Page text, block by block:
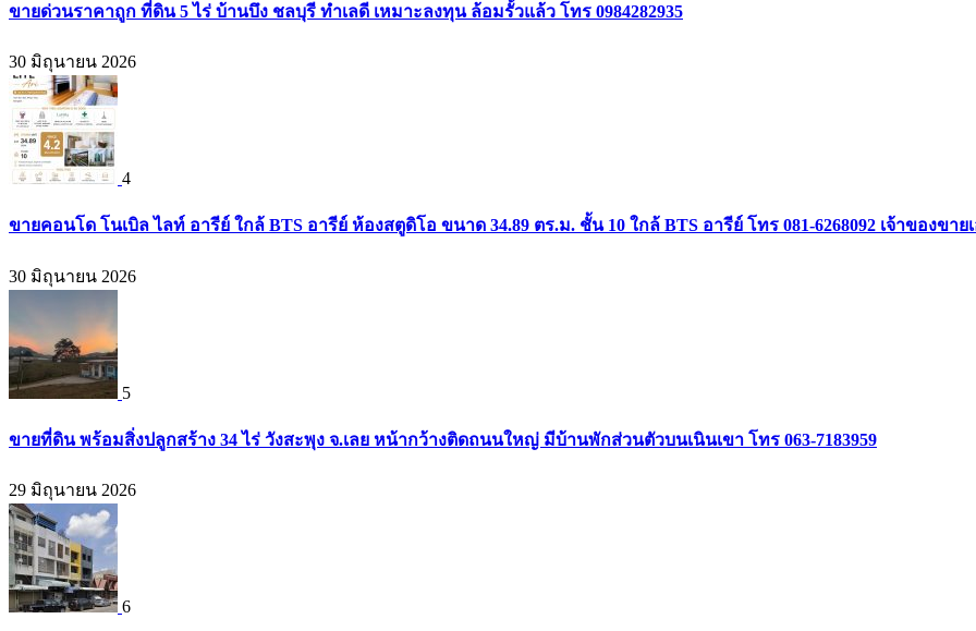
ขายด่วนราคาถูก ที่ดิน 5 ไร่ บ้านบึง ชลบุรี ทำเลดี เหมาะลงทุน ล้อมรั้วแล้ว โทร 0984282935
30 มิถุนายน 2026
4
ขายคอนโด โนเบิล ไลท์ อารีย์ ใกล้ BTS อารีย์ ห้องสตูดิโอ ขนาด 34.89 ตร.ม. ชั้น 10 ใกล้ BTS อารีย์ โทร 081-6268092 เจ้าของขาย
30 มิถุนายน 2026
5
ขายที่ดิน พร้อมสิ่งปลูกสร้าง 34 ไร่ วังสะพุง จ.เลย หน้ากว้างติดถนนใหญ่ มีบ้านพักส่วนตัวบนเนินเขา โทร 063-7183959
29 มิถุนายน 2026
6